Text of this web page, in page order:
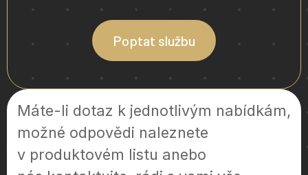
Poptat službu
Máte-li dotaz k jednotlivým nabídkám,
možné odpovědi naleznete
v produktovém listu anebo